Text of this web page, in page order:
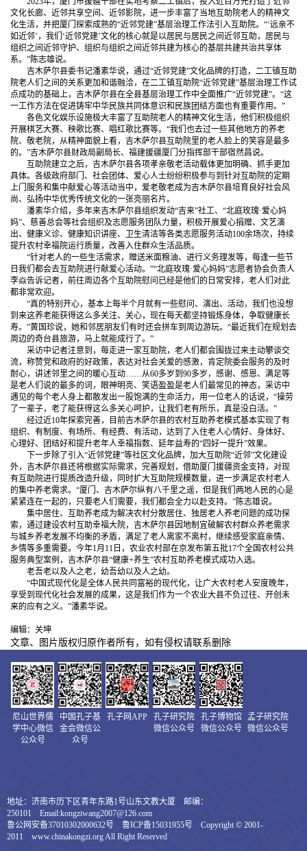
文化长廊、近邻共享空间、近邻影院，进一步丰富了当地互助院老人的精神文
化生活，并把厦门探索成熟的“近邻党建”基层治理工作法引入互助院。“‘远亲不
如近邻’，我们‘近邻党建’文化的核心就是以居民与居民之间近邻互助，居民与
组织之间近邻守护、组织与组织之间近邻共建为核心的基层共建共治共享体
系。”陈志雄说。
吉木萨尔县委书记潘素华说，通过“近邻党建”文化品牌的打造，二工镇互助
院老人们之间的关系更加和谐融洽，在二工镇互助院“近邻党建”基层治理工作试
点成功的基础上，吉木萨尔县在全县基层治理工作中全面推广“近邻党建”。“这
一工作方法在促进铸牢中华民族共同体意识和民族团结方面也有重要作用。”
各色文化娱乐设施极大丰富了互助院老人的精神文化生活，他们积极组织
开展棋艺大赛、秧歌比赛、唱红歌比赛等。“我们也去过一些其他地方的养老
院、敬老院，从精神面貌上看，吉木萨尔县互助院里的老人脸上的笑容是最多
的。”吉木萨尔县财政局副局长、福建援疆厦门分指挥部干部宿然昌说。
互助院建立之后，吉木萨尔县各项孝亲敬老活动载体更加明确、抓手更加
具体。各级政府部门、社会团体、爱心人士纷纷积极参与到针对互助院的定期
上门服务和集中献爱心等活动当中，爱老敬老成为吉木萨尔县培育良好社会风
尚、弘扬中华优秀传统文化的一张亮丽名片。
潘素华介绍，多年来吉木萨尔县组织发动“吉来”社工、“北庭玫瑰·爱心妈
妈”、慈善总会等社会组织及志愿服务团队力量，积极开展爱心捐赠、文艺演
出、健康义诊、健康知识讲座、卫生清洁等各类志愿服务活动100余场次，持续
提升农村幸福院运行质量，改善入住群众生活品质。
“针对老人的一些生活需求，赠送米面粮油、进行义务理发等，每逢一些节
日我们都会去互助院进行献爱心活动。”“北庭玫瑰·爱心妈妈”志愿者协会负责人
李焱告诉记者，前往周边各个互助院慰问已经是他们的日常安排，老人们对此
都非常欢迎。
“真的特别开心，基本上每半个月就有一些慰问、演出、活动，我们也没想
到来这养老能获得这么多关注、关心，现在每天都坚持锻炼身体，争取健康长
寿。”黄国珍说，她和邻居朋友们有时还会拼车到周边游玩。“最近我们在规划去
周边的奇台县旅游，马上就能成行了。”
采访中记者注意到，每走进一家互助院，老人们都会围拢过来主动攀谈交
流，称赞党和政府的好政策，表达对社会关爱的感激，肯定院委会服务的及时
耐心，讲述邻里之间的暖心互动……从60多岁到90多岁，感谢、感恩、满足等
是老人们说的最多的词，眼神明亮、笑语盈盈是老人们最常见的神态，采访中
遇见的每个老人身上都散发出一股饱满的生命活力，用一位老人的话说，“操劳
了一辈子，老了能获得这么多关心呵护，让我们老有所乐，真是没白活。”
经过近10年探索完善，目前吉木萨尔县的农村互助养老模式基本实现了有
组织、有制度、有场所、有经费、有活动，达到了入住老人心情好、身体好、
心理好、团结好和提升老年人幸福指数、延年益寿的“四好一提升”效果。
下一步除了引入“近邻党建”等社区文化品牌，加大互助院“近邻”文化建设
外，吉木萨尔县还将根据实际需求，完善规划，借助厦门援疆资金支持，对现
有互助院进行提质改造升级，同时扩大互助院规模数量，进一步满足农村老人
的集中养老需求。“厦门、吉木萨尔纵有八千里之遥，但是我们两地人民的心是
紧紧连在一起的，只要老人们需要，我们都会全力以赴支持。”陈志雄说。
集中居住、互助养老成为解决农村分散居住、独居老人养老问题的成功探
索，通过建设农村互助幸福大院，吉木萨尔县因地制宜破解农村群众养老需求
与城乡养老发展不均衡的矛盾，满足了老人离家不离村，继续感受家庭亲情、
乡情等多重需要。今年1月11日，农业农村部在京发布第五批17个全国农村公共
服务典型案例，吉木萨尔县“健康+养生”农村互助养老模式成功入选。
老吾老以及人之老，幼吾幼以及人之幼。
“中国式现代化是全体人民共同富裕的现代化，让广大农村老人安度晚年，
享受到现代化社会发展的成果，这是我们作为一个农业大县不负过往、开创未
来的应有之义。”潘素华说。
编辑：关坤
文章、图片版权归原作者所有，如有侵权请联系删除
尼山世界儒
学中心微信
公众号
中国孔子基
金会微信公
众号
孔子网APP
孔子研究院
微信公众号
孔子博物馆
微信公众号
孟子研究院
微信公众号
地址：济南市历下区青年东路1号山东文教大厦 邮编：
250101 Email:kongziwang2007@126.com
鲁公网安备37010302000632号 鲁ICP备15031955号 Copyright © 2001-
2011 www.chinakongzi.org All Right Reserved